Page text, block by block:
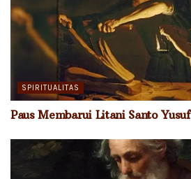
SPIRITUALITAS
Paus Membarui Litani Santo Yusuf